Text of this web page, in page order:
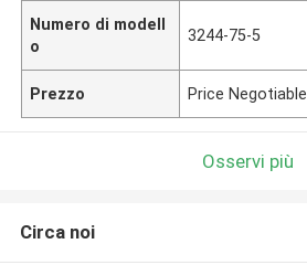
Numero di modell
o
3244-75-5
Prezzo Price Negotiable
Osservi più
Circa noi